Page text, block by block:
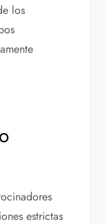
los
estrictas